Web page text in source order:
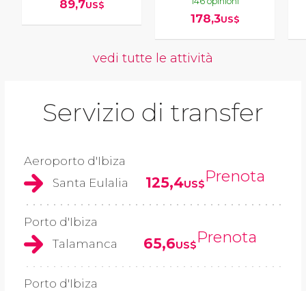
89,7US$
178,3US$
vedi tutte le attività
Servizio di transfer
Aeroporto d'Ibiza
Santa Eulalia
125,4US$Prenota
Porto d'Ibiza
Talamanca
65,6US$Prenota
Porto d'Ibiza